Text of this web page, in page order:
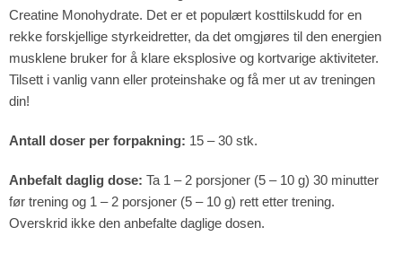
Creatine Monohydrate. Det er et populært kosttilskudd for en
rekke forskjellige styrkeidretter, da det omgjøres til den energien
musklene bruker for å klare eksplosive og kortvarige aktiviteter.
Tilsett i vanlig vann eller proteinshake og få mer ut av treningen
din!
Antall doser per forpakning: 15 – 30 stk.
Anbefalt daglig dose: Ta 1 – 2 porsjoner (5 – 10 g) 30 minutter
før trening og 1 – 2 porsjoner (5 – 10 g) rett etter trening.
Overskrid ikke den anbefalte daglige dosen.